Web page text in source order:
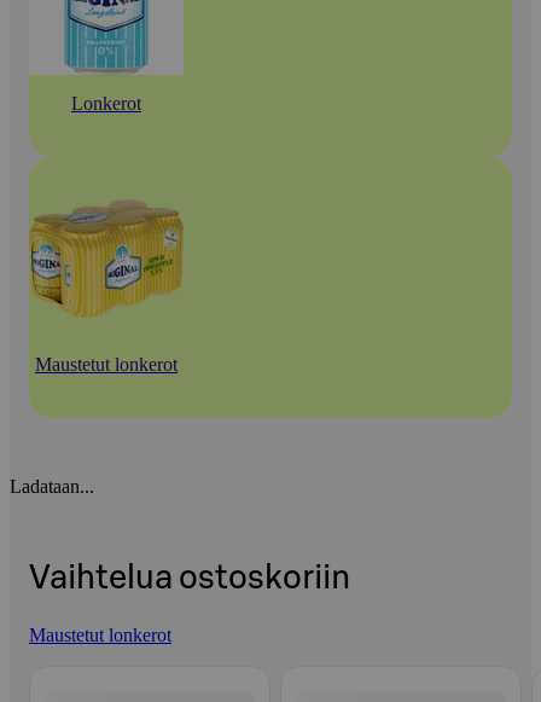
Lonkerot
Maustetut lonkerot
Ladataan...
Vaihtelua ostoskoriin
Maustetut lonkerot